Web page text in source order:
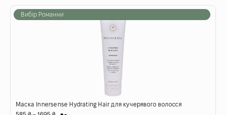
Вибір Романни
Маска Innersense Hydrating Hair для кучерявого волосся